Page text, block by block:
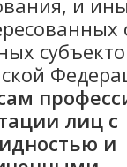
и
лиц с
и